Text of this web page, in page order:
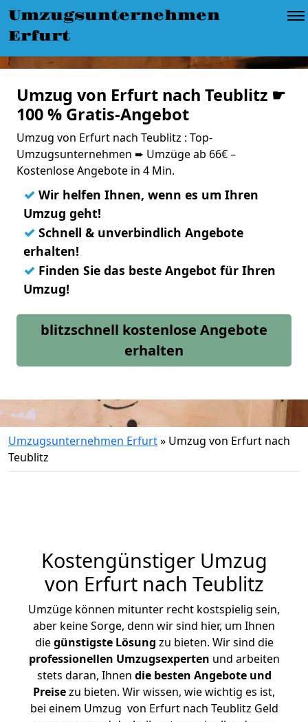
Umzugsunternehmen
Erfurt
Umzug von Erfurt nach Teublitz ☛
100 % Gratis-Angebot
Umzug von Erfurt nach Teublitz : Top-
Umzugsunternehmen ➨ Umzüge ab 66€ –
Kostenlose Angebote in 4 Min.
✓ Wir helfen Ihnen, wenn es um Ihren
Umzug geht!
✓ Schnell & unverbindlich Angebote
erhalten!
✓ Finden Sie das beste Angebot für Ihren
Umzug!
blitzschnell kostenlose Angebote
erhalten
Umzugsunternehmen Erfurt» Umzug von Erfurt nach
Teublitz
Kostengünstiger Umzug
von Erfurt nach Teublitz
Umzüge können mitunter recht kostspielig sein,
aber keine Sorge, denn wir sind hier, um Ihnen
diegünstigste Lösung zu bieten. Wir sind die
professionellen Umzugsexperten und arbeiten
stets daran, Ihnen die besten Angebote und
Preisezu bieten. Wir wissen, wie wichtig es ist,
bei einem Umzug von Erfurt nach Teublitz Geld